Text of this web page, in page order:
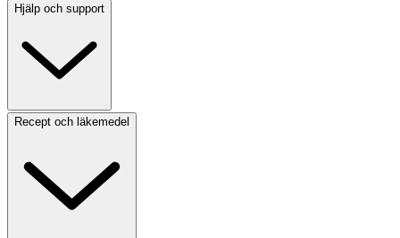
Hjälp och support
Recept och läkemedel